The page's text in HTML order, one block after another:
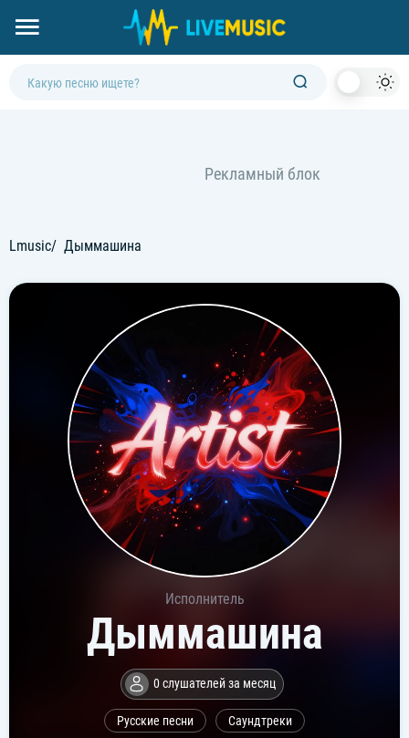
Lmusic Дыммашина
Исполнитель
Дыммашина
0 слушателей за месяц
Русские песни Саундтреки